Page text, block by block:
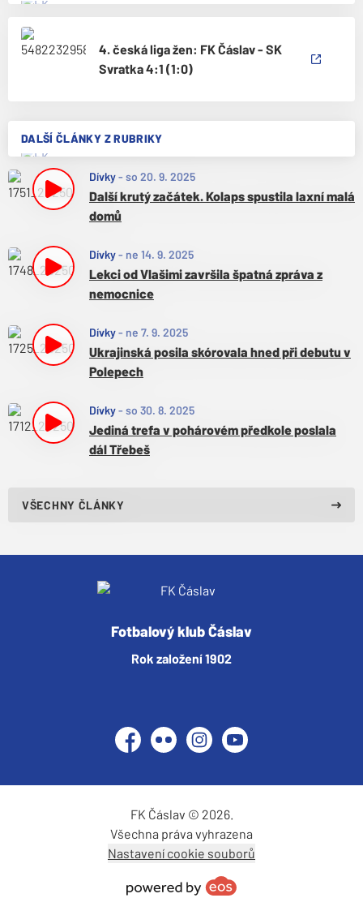
4. česká liga žen: FK Čáslav - SK
Svratka 4:1 (1:0)
DALŠÍ ČLÁNKY Z RUBRIKY
Dívky- so 20. 9. 2025
Další krutý začátek. Kolaps spustila laxní malá
domů
Dívky- ne 14. 9. 2025
Lekci od Vlašimi završila špatná zpráva z
nemocnice
Dívky- ne 7. 9. 2025
Ukrajinská posila skórovala hned při debutu v
Polepech
Dívky- so 30. 8. 2025
Jediná trefa v pohárovém předkole poslala
dál Třebeš
VŠECHNY ČLÁNKY
Fotbalový klub Čáslav
Rok založení 1902
Facebook
Flickr InstagramYouTube
FK Čáslav © 2026.
Všechna práva vyhrazena
Nastavení cookie souborů